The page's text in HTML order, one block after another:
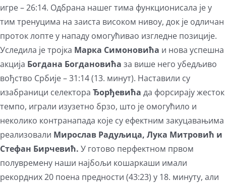
игре – 26:14. Одбрана нашег тима функционисала је у
тим тренуцима на заиста високом нивоу, док је одличан
проток лопте у нападу омогућивао изгледне позиције.
Уследила је тројка Марка Симоновића и нова успешна
акција Богдана Богдановића за више него убедљиво
вођство Србије – 31:14 (13. минут). Наставили су
изабраници селектора Ђорђевића да форсирају жесток
темпо, играли изузетно брзо, што је омогућило и
неколико контранапада које су ефектним закуцавањима
реализовали Мирослав Радуљица, Лука Митровић и
Стефан Бирчевић. У готово перфектном првом
полувремену наши најбољи кошаркаши имали
рекордних 20 поена предности (43:23) у 18. минуту, али